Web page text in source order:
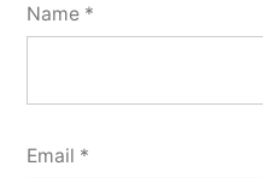
Name *
Email *